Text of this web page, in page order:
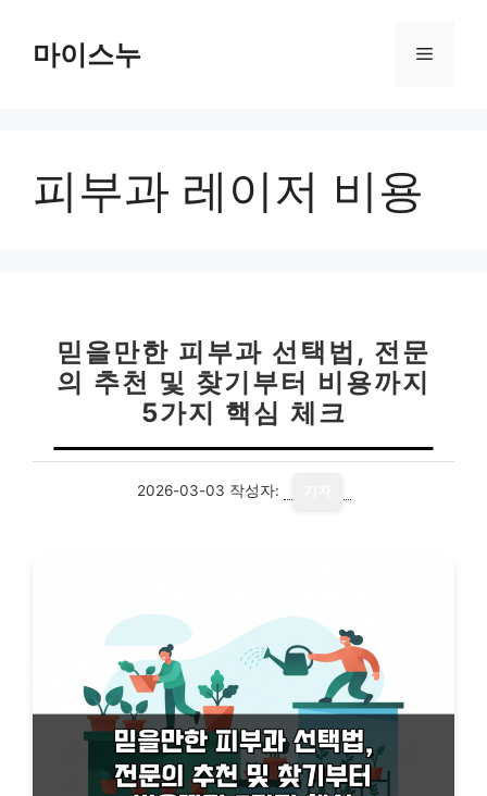
마이스누 메
피부과 레이저 비용
믿을만한 피부과 선택법, 전문
의 추천 및 찾기부터 비용까지
5가지 핵심 체크
2026-03-03 작성자: